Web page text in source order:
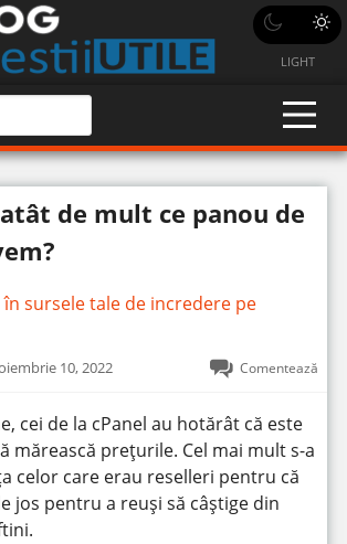
LIGHT
de mult ce panou de
sursele tale de incredere pe
10, 2022 Comentează
cei de la cPanel au hotărât că este
mărească prețurile. Cel mai mult s-a
celor care erau reselleri pentru că
jos pentru a reuși să câștige din